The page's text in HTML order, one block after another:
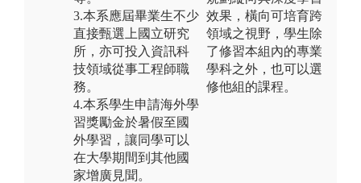
3.本系應屆畢業生不少
直接甄選上國立研究
所，亦可投入資訊科
技領域從事工程師職
務。
4.本系學生申請海外學
習獎勵金於暑假至國
外學習，讓同學可以
在大學期間到其他國
家增廣見聞。
效果，橫向可培育跨
領域之視野，學生除
了修習本組內的專業
學科之外，也可以選
修他組的課程。